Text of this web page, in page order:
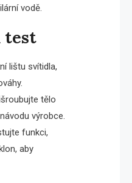
vodě.
test
lištu svítidla,
tělo
výrobce.
funkci,
aby